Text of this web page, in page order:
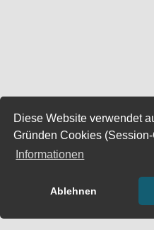
Diese Website verwendet
Gründen Cookies
Informationen
Ablehnen